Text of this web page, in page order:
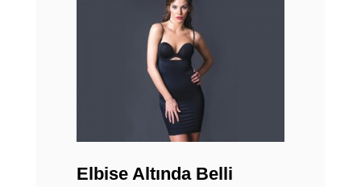
Elbise Altında Belli